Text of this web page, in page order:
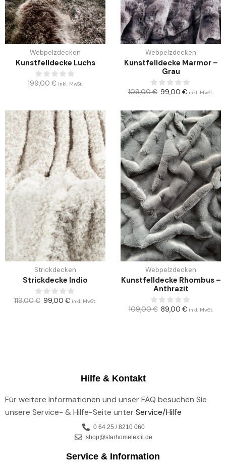
Webpelzdecken
Kunstfelldecke Luchs
199,00 € inkl. MwSt.
Webpelzdecken
Kunstfelldecke Marmor –
Grau
109,00€ 99,00 € inkl. MwSt.
Strickdecken
Strickdecke Indio
119,00€ 99,00 € inkl. MwSt.
Webpelzdecken
Kunstfelldecke Rhombus –
Anthrazit
109,00€ 89,00 € inkl. MwSt.
Hilfe & Kontakt
Für weitere Informationen und unser FAQ besuchen Sie
unsere Service- & Hilfe-Seite unterService/Hilfe
0 64 25 / 8210 060
shop@starhometextil.de
Service & Information